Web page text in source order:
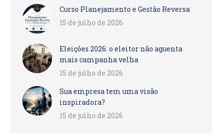
Curso Planejamento e Gestão Reversa
15 de julho de 2026
Eleições 2026: o eleitor não aguenta
mais campanha velha
15 de julho de 2026
Sua empresa tem uma visão
inspiradora?
15 de julho de 2026